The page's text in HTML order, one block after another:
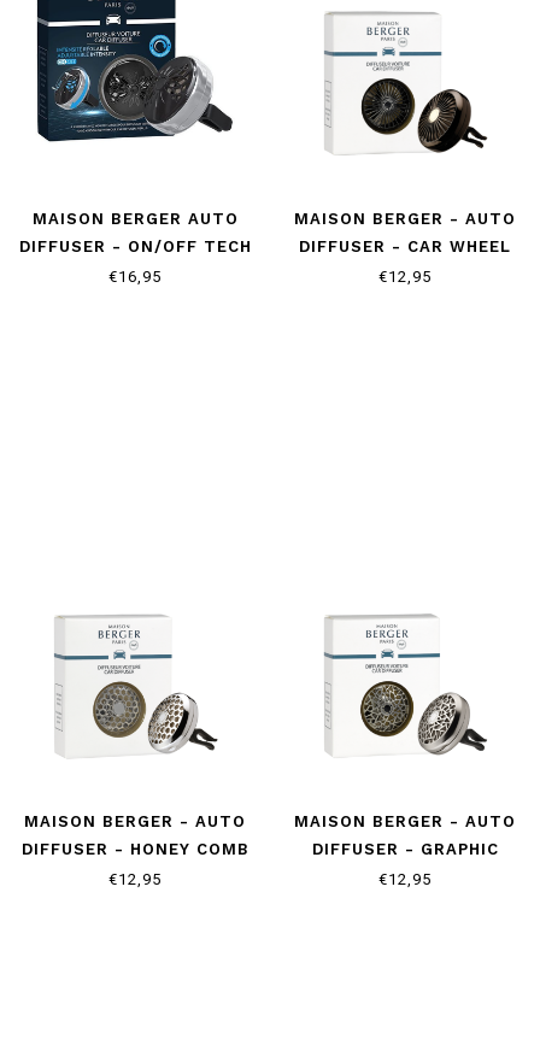
MAISON BERGER AUTO
DIFFUSER - ON/OFF TECH
FLOWER
€16,95
MAISON BERGER - AUTO
DIFFUSER - CAR WHEEL
€12,95
MAISON BERGER - AUTO
DIFFUSER - HONEY COMB
€12,95
MAISON BERGER - AUTO
DIFFUSER - GRAPHIC
€12,95